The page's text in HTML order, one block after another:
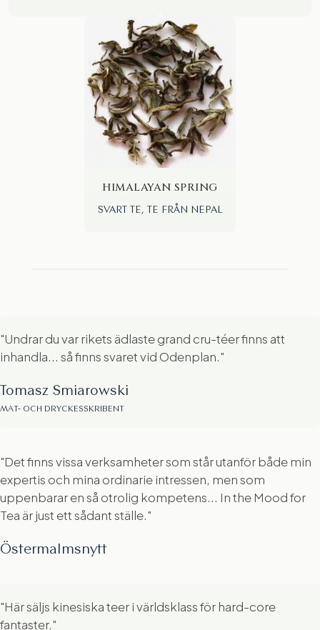
HIMALAYAN SPRING
SVART TE, TE FRÅN NEPAL
"Undrar du var rikets ädlaste grand cru-téer finns att
inhandla... så finns svaret vid Odenplan."
Tomasz Smiarowski
MAT- OCH DRYCKESSKRIBENT
"Det finns vissa verksamheter som står utanför både min
expertis och mina ordinarie intressen, men som
uppenbarar en så otrolig kompetens... In the Mood for
Tea är just ett sådant ställe."
Östermalmsnytt
"Här säljs kinesiska teer i världsklass för hard-core
fantaster."